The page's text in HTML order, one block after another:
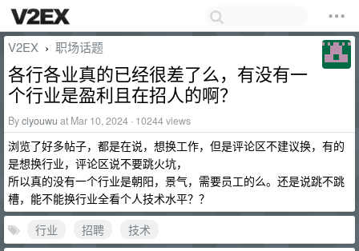
V2EX › 职场话题
各行各业真的已经很差了么，有没有一
个行业是盈利且在招人的啊？
Byciyouwu at Mar 10, 2024 · 10244 views
浏览了好多帖子，都是在说，想换工作，但是评论区不建议换，有的
是想换行业，评论区说不要跳火坑，
所以真的没有一个行业是朝阳，景气，需要员工的么。还是说跳不跳
槽，能不能换行业全看个人技术水平？？
行业
招聘
技术